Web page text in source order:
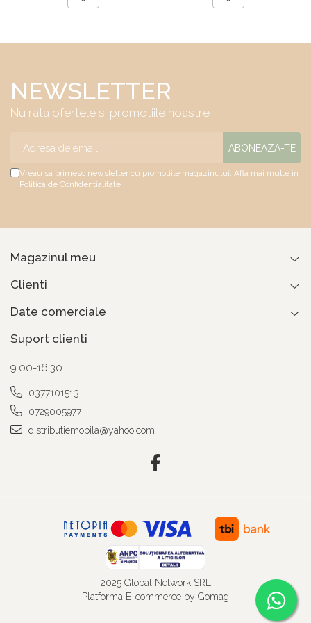
iarna, sistem de
Salt Confort
NEWSLETTER
Nu rata ofertele si promotiile noastre
Vreau sa primesc newsletter cu promotiile magazinului. Afla mai multe in
Politica de Confidentialitate
Magazinul meu
Clienti
Date comerciale
Suport clienti
9.00-16.30
0377101513
0729005977
distributiemobila@yahoo.com
2025 Global Network SRL
Platforma E-commerce by Gomag